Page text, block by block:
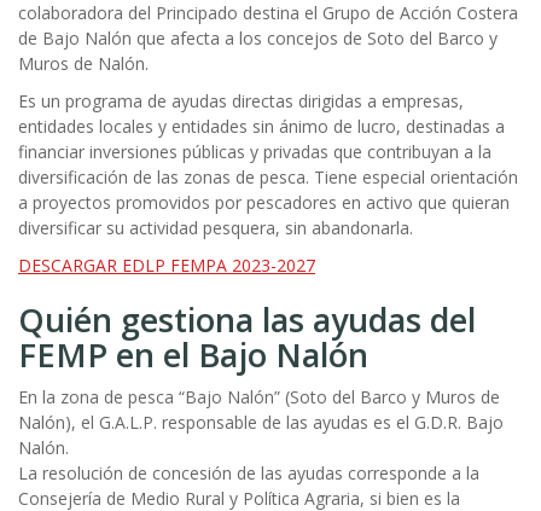
colaboradora del Principado destina el Grupo de Acción Costera
de Bajo Nalón que afecta a los concejos de Soto del Barco y
Muros de Nalón.
Es un programa de ayudas directas dirigidas a empresas,
entidades locales y entidades sin ánimo de lucro, destinadas a
financiar inversiones públicas y privadas que contribuyan a la
diversificación de las zonas de pesca. Tiene especial orientación
a proyectos promovidos por pescadores en activo que quieran
diversificar su actividad pesquera, sin abandonarla.
DESCARGAR EDLP FEMPA 2023-2027
Quién gestiona las ayudas del
FEMP en el Bajo Nalón
En la zona de pesca “Bajo Nalón” (Soto del Barco y Muros de
Nalón), el G.A.L.P. responsable de las ayudas es el G.D.R. Bajo
Nalón.
La resolución de concesión de las ayudas corresponde a la
Consejería de Medio Rural y Política Agraria, si bien es la